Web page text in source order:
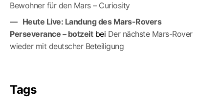
Bewohner für den Mars – Curiosity
Heute Live: Landung des Mars-Rovers
Perseverance – botzeitbei Der nächste Mars-Ro­ver
wieder mit deutscher Beteiligung
Tags